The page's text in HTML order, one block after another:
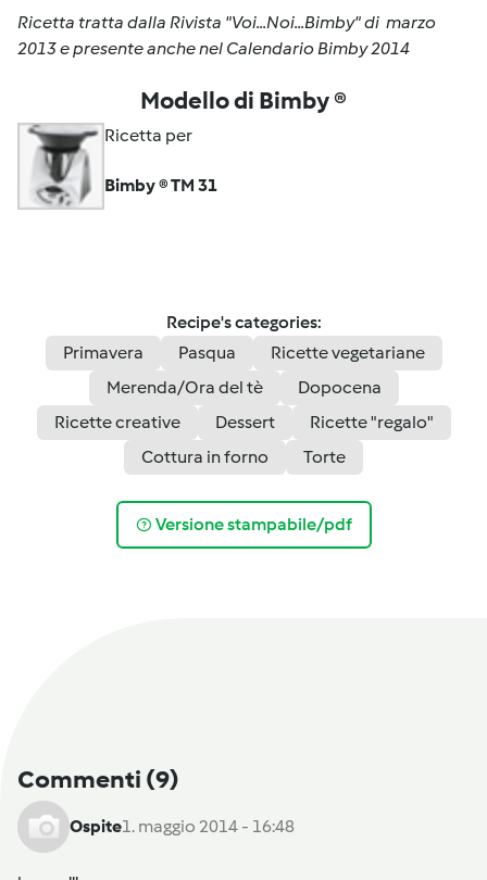
Ricetta tratta dalla Rivista "Voi...Noi...Bimby" di marzo
2013 e presente anche nel Calendario Bimby 2014
Modello di Bimby ®
Ricetta per
Bimby ® TM 31
Recipe's categories:
Primavera
Pasqua
Ricette vegetariane
Merenda/Ora del tè
Dopocena
Ricette creative
Dessert
Ricette "regalo"
Cottura in forno
Torte
Versione stampabile/pdf
Commenti (9)
Ospite1. maggio 2014 - 16:48